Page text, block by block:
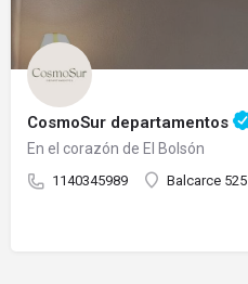
CosmoSur departamentos
En el corazón de El Bolsón
1140345989 Balcarce 525